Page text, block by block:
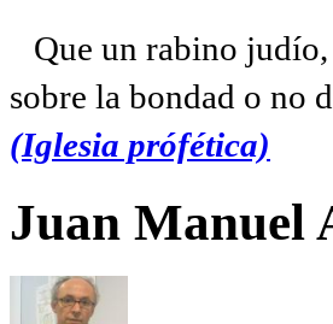
Que un rabino
sobre la bondad o no
(Iglesia prófética)
Juan Manuel